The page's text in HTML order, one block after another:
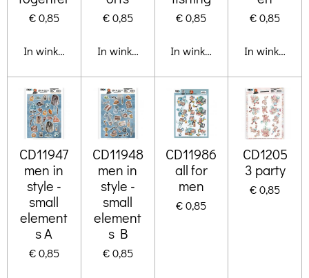
€ 0,85
In winkelwagen
€ 0,85
In winkelwagen
€ 0,85
In winkelwagen
€ 0,85
In
CD11947
men in
style -
small
element
s A
€ 0,85
CD11948
men in
style -
small
element
s B
€ 0,85
CD11986
all for
men
€ 0,85
CD1205
3 party
€ 0,85